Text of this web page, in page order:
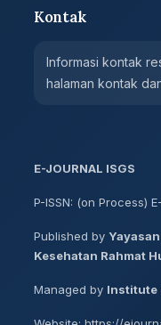
Kontak
Informasi kontak
halaman kontak
E-JOURNAL ISGS
P-ISSN: (on Process)
Published by
Kesehatan Rahmat
Managed by Institute